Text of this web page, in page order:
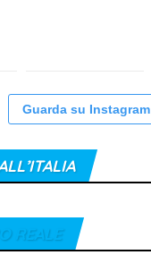
Guarda su Instagram
REALE